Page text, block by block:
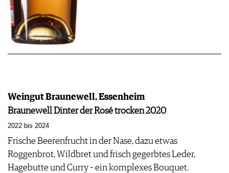
Weingut Braunewell, Essenheim
Braunewell Dinter der Rosé trocken 2020
2022 bis 2024
Frische Beerenfrucht in der Nase, dazu etwas
Roggenbrot, Wildbret und frisch gegerbtes Leder,
Hagebutte und Curry – ein komplexes Bouquet.